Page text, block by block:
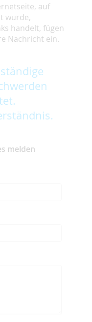
auf
wurde,
handelt, fügen
Nachricht ein.
melden